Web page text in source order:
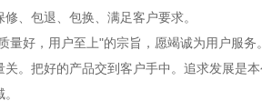
、包退、包换、满足客户要求。
好，用户至上"的宗旨，愿竭诚为用户服务
。把好的产品交到客户手中。追求发展是